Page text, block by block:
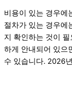
비용이 있는 경우에
절차가 있는 경우에
지 확인하는 것이
하게 안내되어 있으
수 있습니다. 2026